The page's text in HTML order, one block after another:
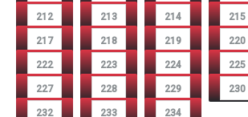
212 213 214 215
217 218 219 220
222 223 224 225
227 228 229 230
232 233 234